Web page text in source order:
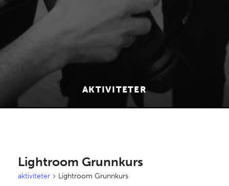
AKTIVITETER
Lightroom Grunnkurs
aktiviteter Lightroom Grunnkurs